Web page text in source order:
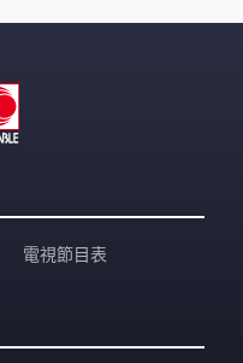
電視節目表